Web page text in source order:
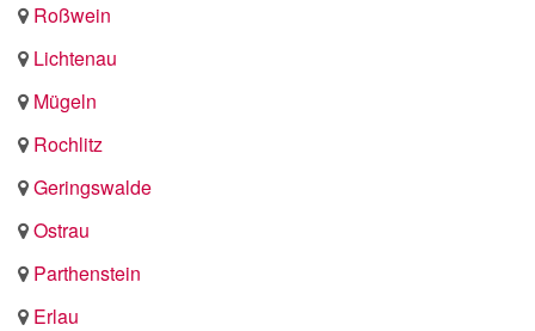
Roßwein
Lichtenau
Mügeln
Rochlitz
Geringswalde
Ostrau
Parthenstein
Erlau